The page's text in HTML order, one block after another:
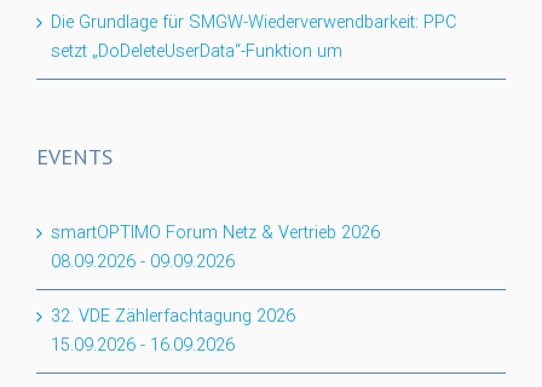
Die Grundlage für SMGW-Wiederverwendbarkeit: PPC
setzt „DoDeleteUserData“-Funktion um
EVENTS
smartOPTIMO Forum Netz & Vertrieb 2026
08.09.2026 - 09.09.2026
32. VDE Zählerfachtagung 2026
15.09.2026 - 16.09.2026